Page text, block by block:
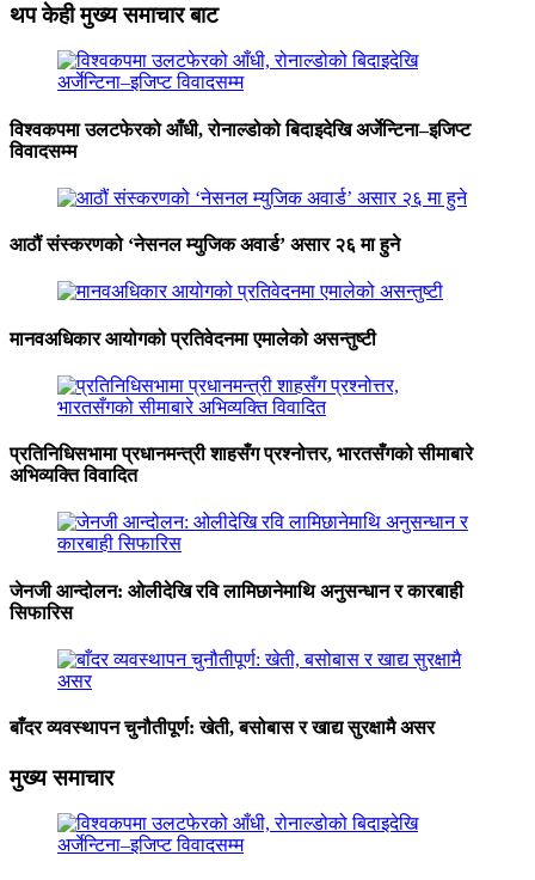
थप केही मुख्य समाचार बाट
विश्वकपमा उलटफेरको आँधी, रोनाल्डोको बिदाइदेखि अर्जेन्टिना–इजिप्ट
विवादसम्म
आठौं संस्करणको ‘नेसनल म्युजिक अवार्ड’ असार २६ मा हुने
मानवअधिकार आयोगको प्रतिवेदनमा एमालेको असन्तुष्टी
प्रतिनिधिसभामा प्रधानमन्त्री शाहसँग प्रश्नोत्तर, भारतसँगको सीमाबारे
अभिव्यक्ति विवादित
जेनजी आन्दोलन: ओलीदेखि रवि लामिछानेमाथि अनुसन्धान र कारबाही
सिफारिस
बाँदर व्यवस्थापन चुनौतीपूर्ण: खेती, बसोबास र खाद्य सुरक्षामै असर
मुख्य समाचार